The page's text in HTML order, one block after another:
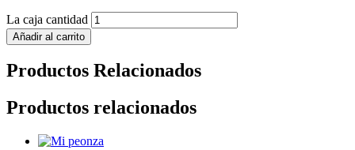
La caja cantidad
Añadir al carrito
Productos Relacionados
Productos relacionados